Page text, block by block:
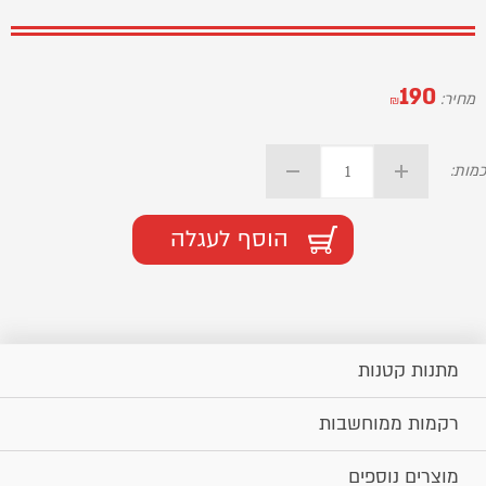
מחיר: 190
₪
כמות:
הוסף לעגלה
מתנות קטנות
רקמות ממוחשבות
מוצרים נוספים